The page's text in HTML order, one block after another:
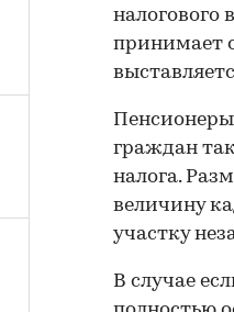
налогового
принимает
граждан
налога.
величину
участку
В случае